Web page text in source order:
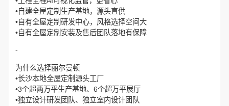
•自建全屋定制生产基地，源头直供
•自有全屋定制研发中心，风格选择空间大
•自有全屋定制安装及售后团队落地有保障
-
为什么选择丽尔曼顿
•长沙本地全屋定制源头工厂
•3个超两万平生产基地、6个超万平展厅
•独立设计研发团队、独立室内设计团队